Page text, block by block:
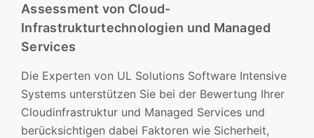
Assessment von Cloud-
Infrastrukturtechnologien und Managed
Services
Die Experten von UL Solutions Software Intensive
Systems unterstützen Sie bei der Bewertung Ihrer
Cloudinfrastruktur und Managed Services und
berücksichtigen dabei Faktoren wie Sicherheit,